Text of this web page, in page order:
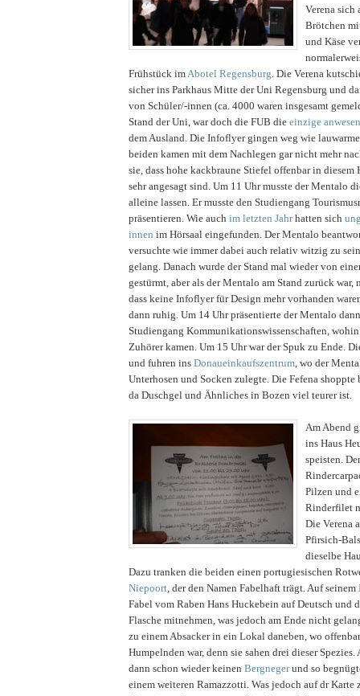
Verena sich
Brötchen
und Käse
Frühstück im Abotel Regensburg . Die Verena
sicher ins Parkhaus Mitte der Uni Regensburg und
von Schüler/-innen (ca. 4000 waren insgesamt
Stand der Uni, war doch die FUB die einzige
dem Ausland. Die Infoflyer gingen weg wie
beiden kamen mit dem Nachlegen gar nicht mehr
sie, dass hohe kackbraune Stiefel offenbar in diesem
sehr angesagt sind. Um 11 Uhr musste der Mentalo
alleine lassen. Er musste den Studiengang
präsentieren. Wie auch im letzten Jahrhatten sich
innen im Hörsaal eingefunden. Der Mentalo
versuchte wie immer dabei auch relativ witzig zu
gelang. Danach wurde der Stand mal wieder von
gestürmt, aber als der Mentalo am Stand zurück war,
dass keine Infoflyer für Design mehr vorhanden
dann ruhig. Um 14 Uhr präsentierte der Mentalo
Studiengang Kommunikationswissenschaften,
Zuhörer kamen. Um 15 Uhr war der Spuk zu Ende.
und fuhren ins Donaueinkaufszentrum , wo der
Unterhosen und Socken zulegte. Die Fefena
da Duschgel und Ähnliches in Bozen viel teurer ist.
Am Abend
ins Haus
speisten.
Pilzen und
Rinderfilet
Die Verena
Pfirsich-
dieselbe
Dazu tranken die beiden einen portugiesischen
Niepoort , der den Namen Fabelhaft trägt. Auf seinem
Fabel vom Raben Hans Huckebein auf Deutsch und
Flasche mitnehmen, was jedoch am Ende nicht
zu einem Absacker in ein Lokal daneben, wo
Humpelnden war, denn sie sahen drei dieser Spezies.
dann schon wieder keinen Bergnegerund so
einem weiteren Ramazzotti. Was jedoch auf dr Karte